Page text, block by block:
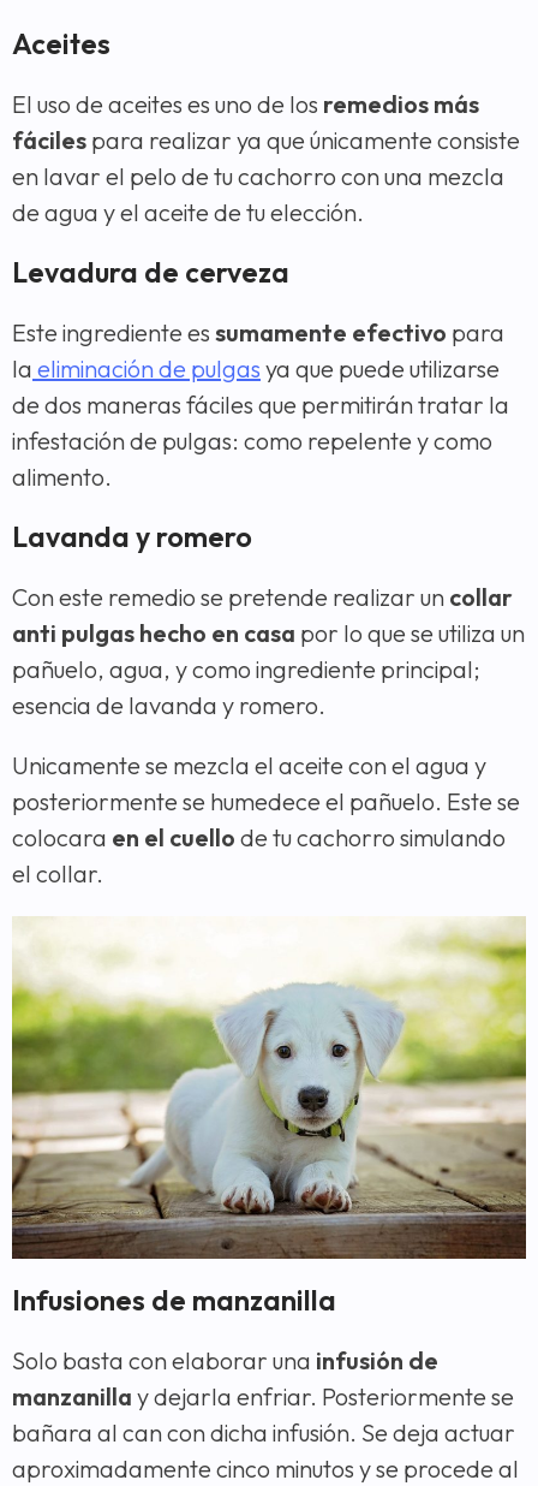
Aceites
El uso de aceites es uno de los remedios más
fáciles para realizar ya que únicamente consiste
en lavar el pelo de tu cachorro con una mezcla
de agua y el aceite de tu elección.
Levadura de cerveza
Este ingrediente es sumamente efectivo para
la eliminación de pulgas ya que puede utilizarse
de dos maneras fáciles que permitirán tratar la
infestación de pulgas: como repelente y como
alimento.
Lavanda y romero
Con este remedio se pretende realizar un collar
anti pulgas hecho en casa por lo que se utiliza un
pañuelo, agua, y como ingrediente principal;
esencia de lavanda y romero.
Unicamente se mezcla el aceite con el agua y
posteriormente se humedece el pañuelo. Este se
colocara en el cuello de tu cachorro simulando
el collar.
Infusiones de manzanilla
Solo basta con elaborar una infusión de
manzanilla y dejarla enfriar. Posteriormente se
bañara al can con dicha infusión. Se deja actuar
aproximadamente cinco minutos y se procede al